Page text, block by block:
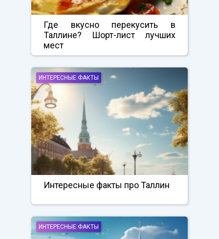
Где вкусно перекусить в
Таллине? Шорт-лист лучших
мест
ИНТЕРЕСНЫЕ ФАКТЫ
Интересные факты про Таллин
ИНТЕРЕСНЫЕ ФАКТЫ